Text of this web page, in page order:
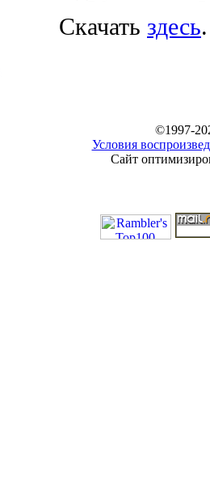
Скачать здесь.
©1997-
Условия
Сайт